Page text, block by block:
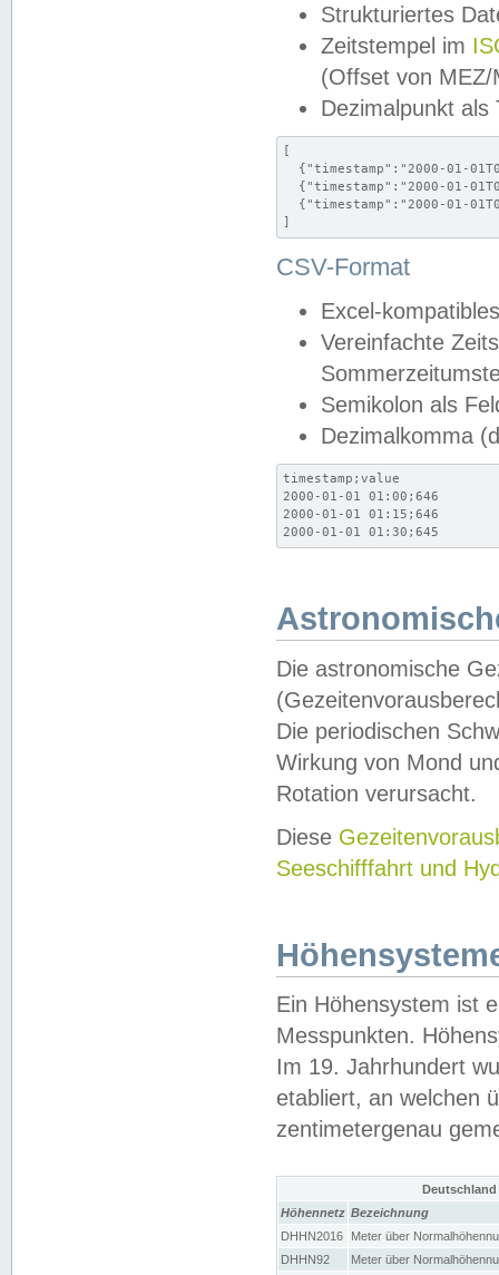
Strukturiertes
Zeitstempel im
(Offset von MEZ/
Dezimalpunkt als
[
{"timestamp":"2000-01-
{"timestamp":"2000-01-
{"timestamp":"2000-01-
]
CSV-Format
Excel-
Vereinfachte
Semikolon als
Dezimalkomma
timestamp;value
2000-01-01 01:00;646
2000-01-01 01:15;646
2000-01-01 01:30;645
Die astronomische
Die periodischen
Wirkung von Mond
Rotation verursacht.
Diese
Seeschifffahrt und
Ein Höhensystem ist
Messpunkten.
Im 19. Jahrhundert
etabliert, an welchen
zentimetergenau
Höhennetz Bezeichnung
DHHN2016
Meter über
DHHN92
Meter über